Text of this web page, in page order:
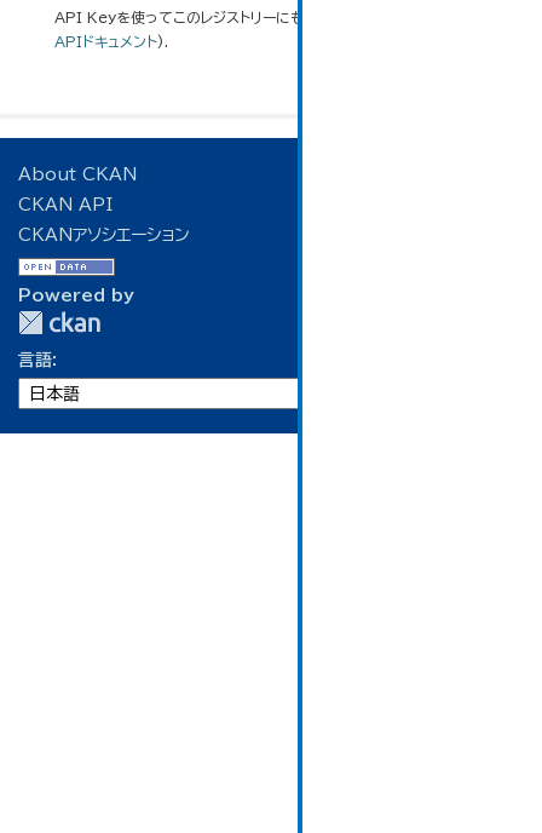
API Keyを使ってこのレジストリーにもアクセス可能です
APIドキュメント).
About CKAN
CKAN API
CKANアソシエーション
Powered by
言語